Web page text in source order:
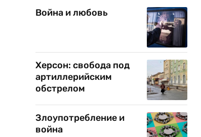
Война и любовь
Херсон: свобода под
артиллерийским
обстрелом
Злоупотребление и
война